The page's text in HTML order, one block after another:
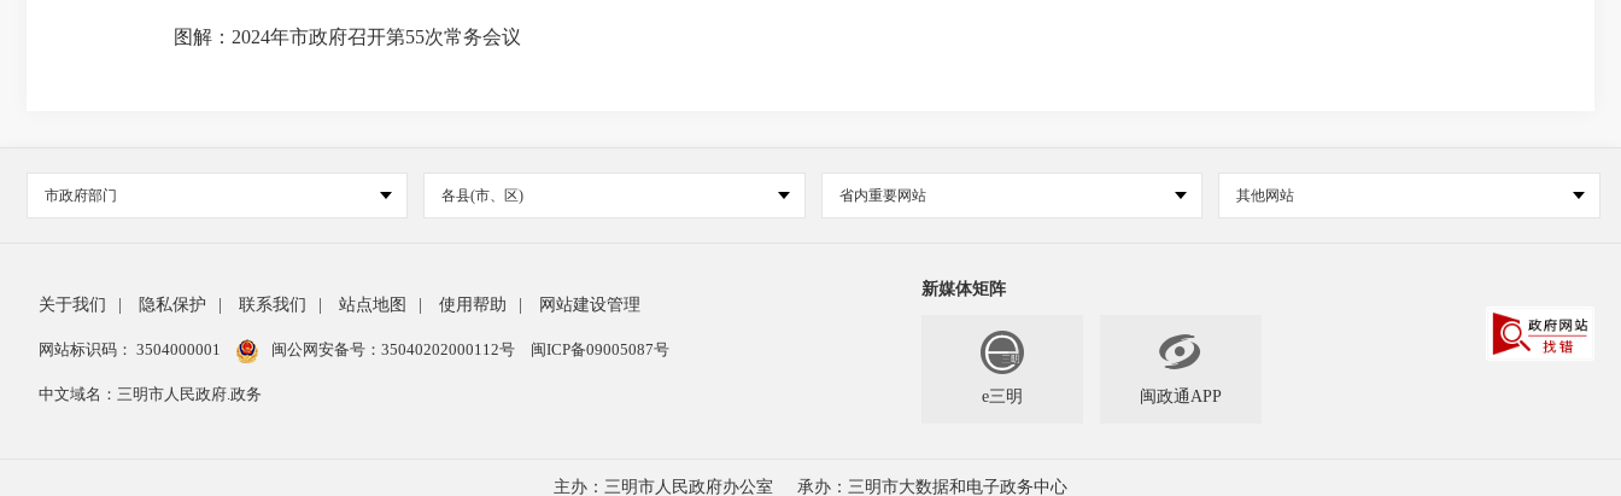
图解：2024年市政府召开第55次常务会议
市政府部门 各县(市、区) 省内重要网站 其他网站
关于我们 隐私保护 联系我们 站点地图 使用帮助 网站建设管理
网站标识码： 3504000001 闽公网安备号： 35040202000112号 闽ICP备09005087号
中文域名：三明市人民政府.政务
新媒体矩阵
e三明

闽政通APP
主办：三明市人民政府办公室 承办：三明市大数据和电子政务中心